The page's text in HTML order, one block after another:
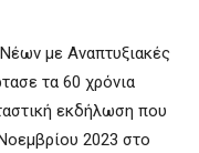
με Αναπτυξιακές
τα 60 χρόνια
εκδήλωση που
2023 στο